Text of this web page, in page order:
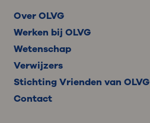
Over OLVG
Werken bij OLVG
Wetenschap
Verwijzers
Stichting Vrienden van OLVG
Contact